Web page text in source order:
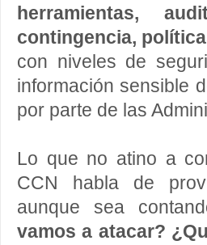
herramientas,
contingencia,
con niveles de
información sensible
por parte de las
Lo que no atino a
CCN habla de
aunque sea
vamos a atacar?